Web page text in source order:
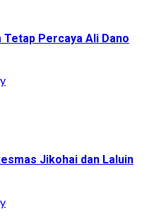
Tetap Percaya Ali Dano
Jikohai dan Laluin